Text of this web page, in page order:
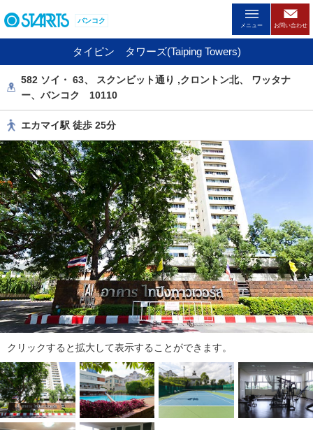
ー
ジ
移
る
た
め
の
リ
ン
ク
で
す
。
ヘ
ッ
ダ
情
報
に
移
動
し
ま
バンコク
メニュー お問い合わせ
タイピン タワーズ(Taiping Towers)
582 ソイ・ 63、 スクンビット通り ,クロントン北、 ワッタナ
ー、バンコク 10110
エカマイ駅 徒歩 25分
クリックすると拡大して表示することができます。